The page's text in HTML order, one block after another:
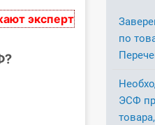
мнение и
по
ЭСФ